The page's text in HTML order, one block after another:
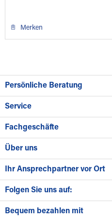
Merken
Persönliche Beratung
Service
Fachgeschäfte
Über uns
Ihr Ansprechpartner vor Ort
Folgen Sie uns auf:
Bequem bezahlen mit